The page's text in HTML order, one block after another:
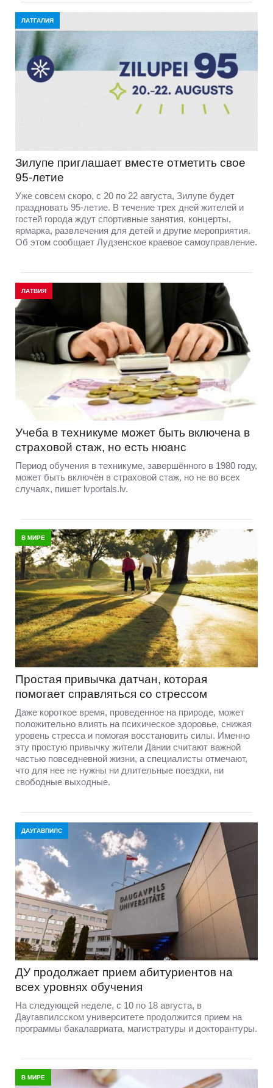
ЛАТГАЛИЯ
Зилупе приглашает вместе отметить свое
95-летие
Уже совсем скоро, с 20 по 22 августа, Зилупе будет
праздновать 95-летие. В течение трех дней жителей и
гостей города ждут спортивные занятия, концерты,
ярмарка, развлечения для детей и другие мероприятия.
Об этом сообщает Лудзенское краевое самоуправление.
ЛАТВИЯ
Учеба в техникуме может быть включена в
страховой стаж, но есть нюанс
Период обучения в техникуме, завершённого в 1980 году,
может быть включён в страховой стаж, но не во всех
случаях, пишет lvportals.lv.
В МИРЕ
Простая привычка датчан, которая
помогает справляться со стрессом
Даже короткое время, проведенное на природе, может
положительно влиять на психическое здоровье, снижая
уровень стресса и помогая восстановить силы. Именно
эту простую привычку жители Дании считают важной
частью повседневной жизни, а специалисты отмечают,
что для нее не нужны ни длительные поездки, ни
свободные выходные.
ДАУГАВПИЛС
ДУ продолжает прием абитуриентов на
всех уровнях обучения
На следующей неделе, с 10 по 18 августа, в
Даугавпилсском университете продолжится прием на
программы бакалавриата, магистратуры и докторантуры.
В МИРЕ